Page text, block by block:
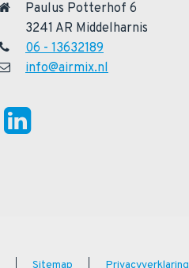
Paulus Potterhof 6
3241 AR Middelharnis
06 - 13632189
info@airmix.nl
Sitemap Privacyverklaring